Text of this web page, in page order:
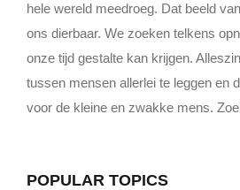
hele wereld meedroeg. Dat beeld
ons dierbaar. We zoeken telkens
onze tijd gestalte kan krijgen.
tussen mensen allerlei te leggen en
voor de kleine en zwakke mens.
POPULAR TOPICS